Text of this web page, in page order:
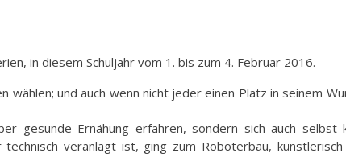
in diesem Schuljahr vom 1. bis zum 4. Februar 2016.
wählen; und auch wenn nicht jeder einen Platz in seinem
Ernähung erfahren, sondern sich auch selbst
veranlagt ist, ging zum Roboterbau, künstlerisch